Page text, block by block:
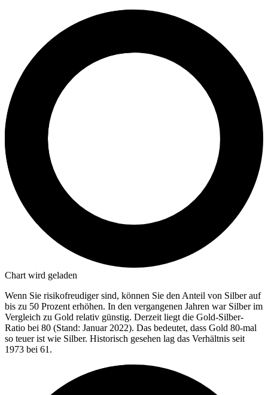
Chart wird geladen
Wenn Sie risikofreudiger sind, können Sie den Anteil von Silber auf
bis zu 50 Prozent erhöhen. In den vergangenen Jahren war Silber im
Vergleich zu Gold relativ günstig. Derzeit liegt die Gold-Silber-
Ratio bei 80 (Stand: Januar 2022). Das bedeutet, dass Gold 80-mal
so teuer ist wie Silber. Historisch gesehen lag das Verhältnis seit
1973 bei 61.